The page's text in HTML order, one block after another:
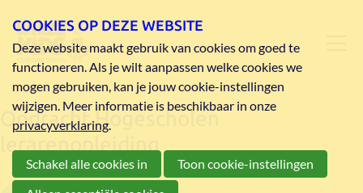
Opdracht Hogescholen
lerarenopleiding
COOKIES OP DEZE WEBSITE
Deze website maakt gebruik van cookies om goed te
functioneren. Als je wilt aanpassen welke cookies we
mogen gebruiken, kan je jouw cookie-instellingen
wijzigen. Meer informatie is beschikbaar in onze
privacyverklaring.
Schakel alle cookies in
Toon cookie-instellingen